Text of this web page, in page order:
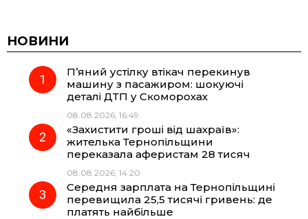
c
e
o
k
e
g
r
a
m
t
НОВИНИ
П’яний устілку втікач перекинув
машину з пасажиром: шокуючі
деталі ДТП у Скоморохах
08.08.2026, 16:49
«Захистити гроші від шахраїв»:
жителька Тернопільщини
переказала аферистам 28 тисяч
08.08.2026, 14:20
Середня зарплата на Тернопільщині
перевищила 25,5 тисячі гривень: де
платять найбільше